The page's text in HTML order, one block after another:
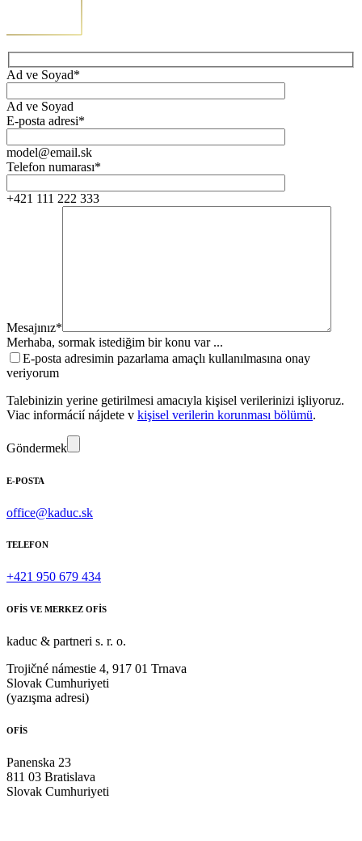
Ad ve Soyad*
Ad ve Soyad
E-posta adresi*
model@email.sk
Telefon numarası*
+421 111 222 333
Mesajınız*
Merhaba, sormak istediğim bir konu var ...
E-posta adresimin pazarlama amaçlı kullanılmasına onay
veriyorum
Talebinizin yerine getirilmesi amacıyla kişisel verilerinizi işliyoruz.
Viac informácií nájdete v kişisel verilerin korunması bölümü.
Göndermek
E-POSTA
office@kaduc.sk
TELEFON
+421 950 679 434
OFİS VE MERKEZ OFİS
kaduc & partneri s. r. o.
Trojičné námestie 4, 917 01 Trnava
Slovak Cumhuriyeti
(yazışma adresi)
OFİS
Panenska 23
811 03 Bratislava
Slovak Cumhuriyeti